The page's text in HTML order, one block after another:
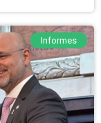
Informes